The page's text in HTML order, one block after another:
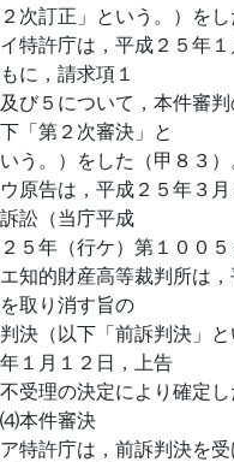
２次訂正」という。）をし
イ特許庁は，平成２５年
もに，請求項１
及び５について，本件審
下「第２次審決」と
いう。）をした（甲８３）
ウ原告は，平成２５年３
訴訟（当庁平成
２５年（行ケ）第１００５
エ知的財産高等裁判所は
を取り消す旨の
判決（以下「前訴判決」
年１月１２日，上告
不受理の決定により確定し
⑷本件審決
ア特許庁は，前訴判決を